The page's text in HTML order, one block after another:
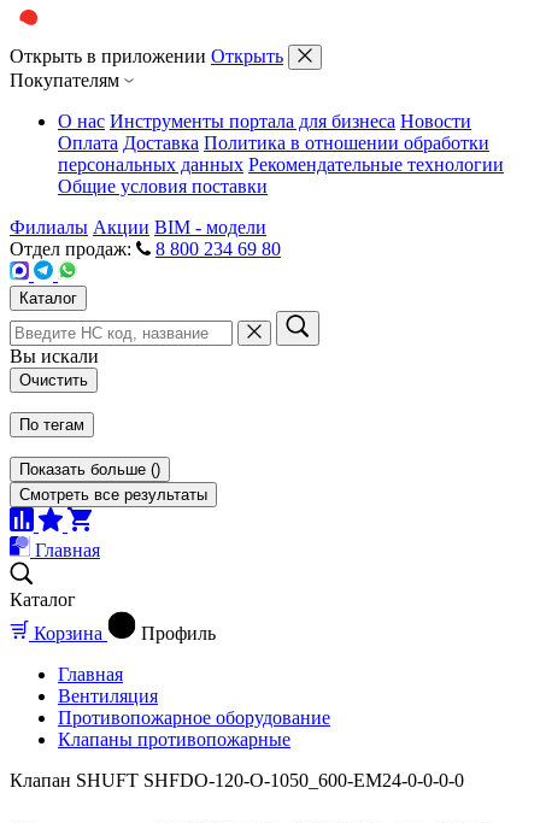
Открыть в приложении Открыть
Покупателям
О нас Инструменты портала для бизнеса Новости
Оплата Доставка Политика в отношении обработки
персональных данных Рекомендательные технологии
Общие условия поставки
Филиалы Акции BIM - модели
Отдел продаж:
8 800 234 69 80
Каталог
Вы искали
Очистить
По тегам
Показать больше ()
Смотреть все результаты
Главная
Каталог
Корзина
Профиль
Главная
Вентиляция
Противопожарное оборудование
Клапаны противопожарные
Клапан SHUFT SHFDO-120-O-1050_600-EM24-0-0-0-0